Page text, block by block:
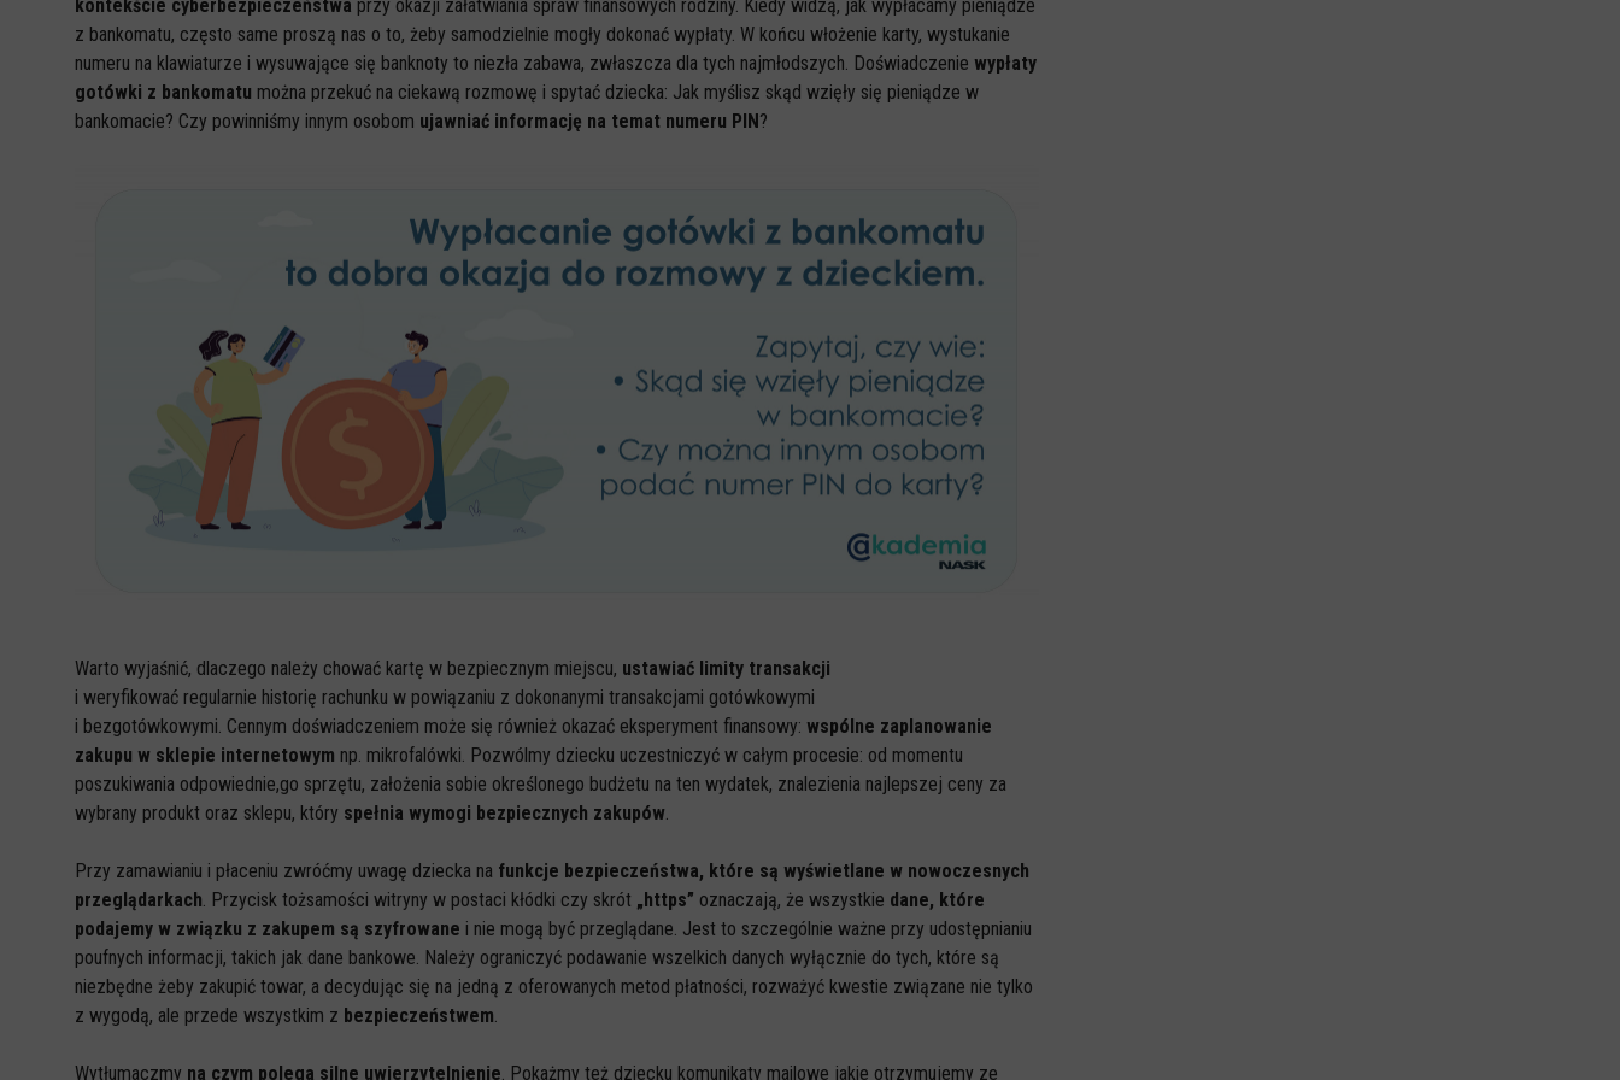
kontekście cyberbezpieczeństwa przy okazji załatwiania spraw finansowych rodziny. Kiedy widzą, jak wypłacamy pieniądze
z bankomatu, często same proszą nas o to, żeby samodzielnie mogły dokonać wypłaty. W końcu włożenie karty, wystukanie
numeru na klawiaturze i wysuwające się banknoty to niezła zabawa, zwłaszcza dla tych najmłodszych. Doświadczenie wypłaty
gotówki z bankomatu można przekuć na ciekawą rozmowę i spytać dziecka: Jak myślisz skąd wzięły się pieniądze w
bankomacie? Czy powinniśmy innym osobom ujawniać informację na temat numeru PIN?
Warto wyjaśnić, dlaczego należy chować kartę w bezpiecznym miejscu, ustawiać limity transakcji
i weryfikować regularnie historię rachunku w powiązaniu z dokonanymi transakcjami gotówkowymi
i bezgotówkowymi. Cennym doświadczeniem może się również okazać eksperyment finansowy: wspólne zaplanowanie
zakupu w sklepie internetowym np. mikrofalówki. Pozwólmy dziecku uczestniczyć w całym procesie: od momentu
poszukiwania odpowiednie,go sprzętu, założenia sobie określonego budżetu na ten wydatek, znalezienia najlepszej ceny za
wybrany produkt oraz sklepu, który spełnia wymogi bezpiecznych zakupów.
Przy zamawianiu i płaceniu zwróćmy uwagę dziecka na funkcje bezpieczeństwa, które są wyświetlane w nowoczesnych
przeglądarkach. Przycisk tożsamości witryny w postaci kłódki czy skrót „https” oznaczają, że wszystkie dane, które
podajemy w związku z zakupem są szyfrowane i nie mogą być przeglądane. Jest to szczególnie ważne przy udostępnianiu
poufnych informacji, takich jak dane bankowe. Należy ograniczyć podawanie wszelkich danych wyłącznie do tych, które są
niezbędne żeby zakupić towar, a decydując się na jedną z oferowanych metod płatności, rozważyć kwestie związane nie tylko
z wygodą, ale przede wszystkim z bezpieczeństwem.
Wytłumaczmy na czym polega silne uwierzytelnienie. Pokażmy też dziecku komunikaty mailowe jakie otrzymujemy ze